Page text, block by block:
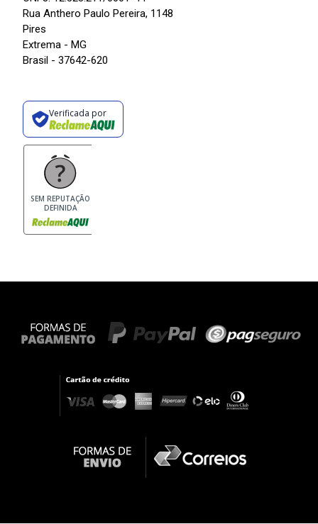
Rua Anthero Paulo Pereira, 1148
Pires
Extrema - MG
Brasil - 37642-620
Verificada por
SEM REPUTAÇÃO
DEFINIDA